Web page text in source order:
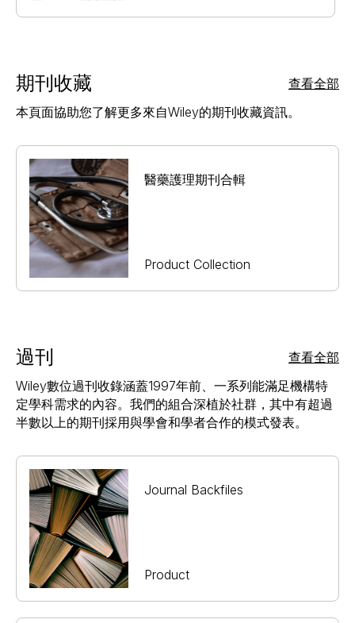
期刊收藏
查看全部
本頁面協助您了解更多來自Wiley的期刊收藏資訊。
醫藥護理期刊合輯
Product Collection
過刊
查看全部
Wiley數位過刊收錄涵蓋1997年前、一系列能滿足機構特
定學科需求的內容。我們的組合深植於社群，其中有超過
半數以上的期刊採用與學會和學者合作的模式發表。
Journal Backfiles
Product